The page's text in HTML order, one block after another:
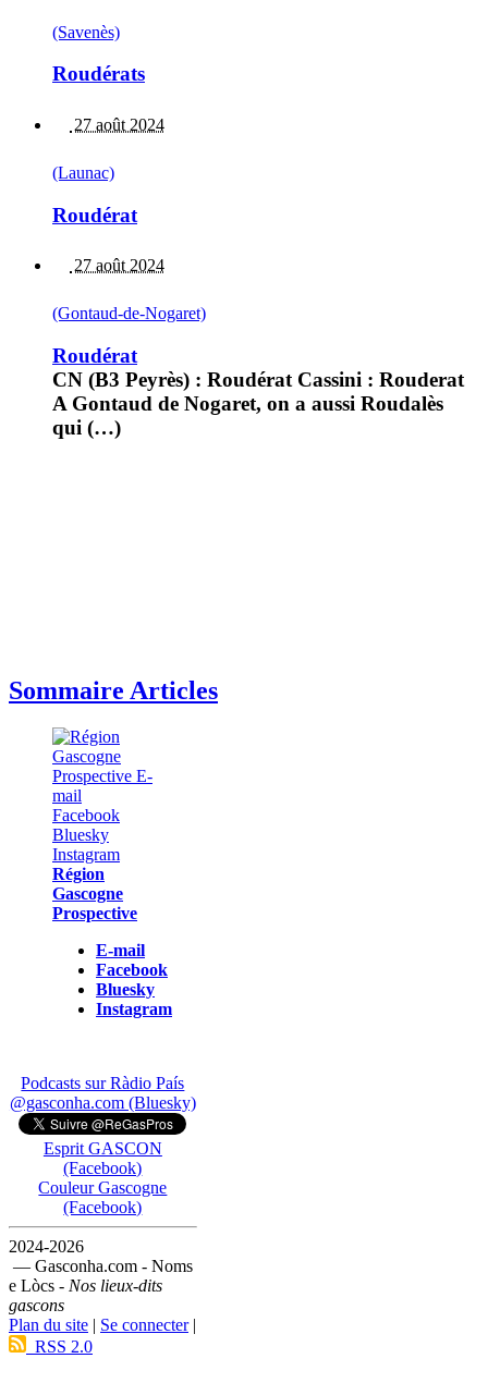
(Savenès)
Roudérats
27 août 2024
(Launac)
Roudérat
27 août 2024
(Gontaud-de-Nogaret)
Roudérat
CN (B3 Peyrès) : Roudérat Cassini : Rouderat
A Gontaud de Nogaret, on a aussi Roudalès
qui (…)
Sommaire Articles
Région
Gascogne
Prospective
E-mail
Facebook
Bluesky
Instagram
Podcasts sur Ràdio País
@gasconha.com (Bluesky)
Esprit GASCON
(Facebook)
Couleur Gascogne
(Facebook)
2024-2026
— Gasconha.com - Noms
e Lòcs - Nos lieux-dits
gascons
Plan du site | Se connecter|
RSS 2.0